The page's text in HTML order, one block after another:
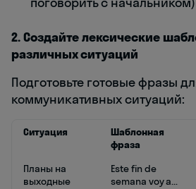
2. Создайте лексические
различных ситуаций
Подготовьте готовые фразы
коммуникативных ситуаций:
Ситуация
Шаблонная
фраза
Планы на
выходные
Este fin de
semana voy a...